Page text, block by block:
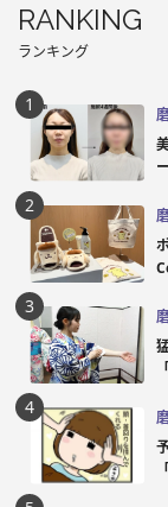
RANKING
ランキング